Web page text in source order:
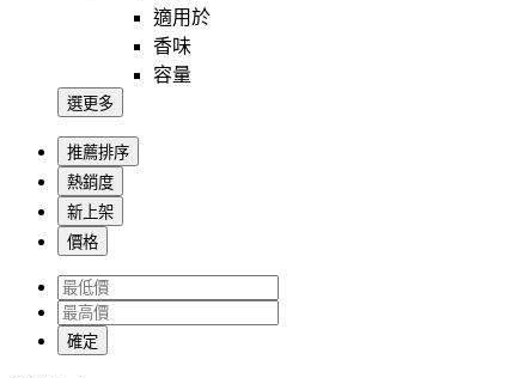
適用於
香味
容量
選更多
推薦排序
熱銷度
新上架
價格
確定